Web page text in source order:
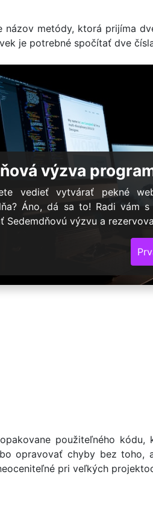
metódy, ktorá prijíma
je potrebné spočítať dve
výzva
vedieť vytvárať pekné
Áno, dá sa to! Radi vám
Sedemdňovú výzvu a
použiteľného kódu,
opravovať chyby bez toho,
pri veľkých